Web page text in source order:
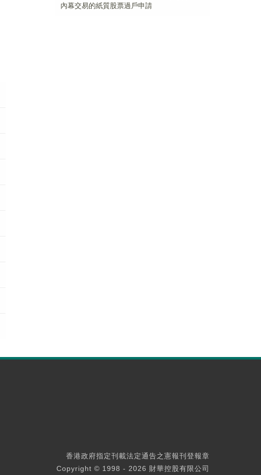
內幕交易的紙質股票過戶申請
香港政府指定刊載法定通告之憲報刊登報章
Copyright © 1998 - 2026 財華控股有限公司